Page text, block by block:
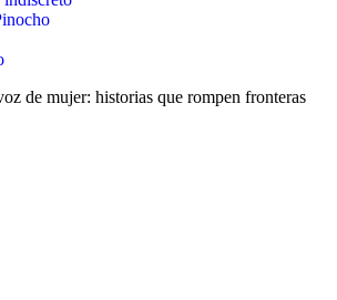
de mujer: historias que rompen fronteras